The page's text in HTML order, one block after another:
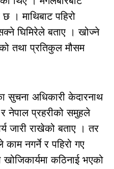
। माथिबाट पहिरो
घिमिरेले बताए । खोज्ने
तथा प्रतिकुल मौसम
सुचना अधिकारी केदारनाथ
नेपाल प्रहरीको समुहले
जारी राखेको बताए । तर
नगर्ने र पहिरो गए
कठिनाई भएको